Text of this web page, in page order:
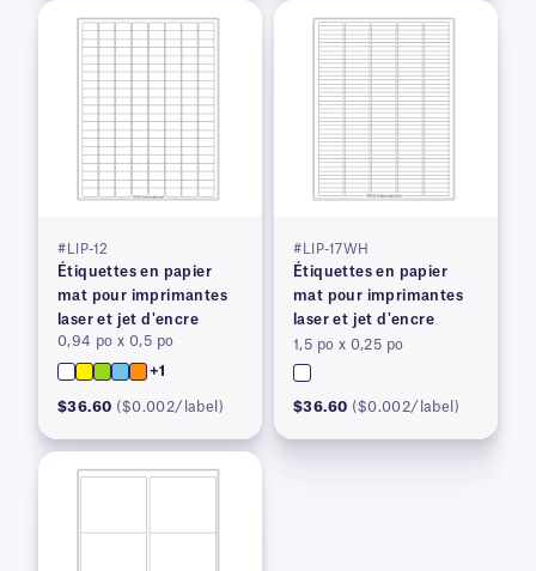
#LIP-12
Étiquettes en papier
mat pour imprimantes
laser et jet d'encre
0,94 po x 0,5 po
+1
$36.60 ($0.002/label)
#LIP-17WH
Étiquettes en papier
mat pour imprimantes
laser et jet d'encre
1,5 po x 0,25 po
$36.60 ($0.002/label)